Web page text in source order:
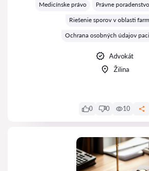
Medicínske právo
Právne
Riešenie sporov v oblasti
Ochrana osobných údajov
Advokát
Žilina
0 0 10